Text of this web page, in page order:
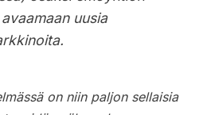
uusia
on niin paljon sellaisia